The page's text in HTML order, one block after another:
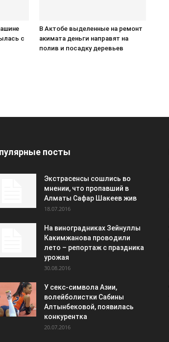
с
В Актобе выделенные на ремонт
акимата деньги направят на
полив и посадку деревьев
посты
Экстрасенсы сошлись во
мнении, что пропавший в
Алматы Сафар Шакеев жив
18.07.2016
На виноградниках Зейнуллы
Какимжанова проводили
лето – репортаж с праздника
урожая
30.08.2016
У секс-символа Азии,
волейболистки Сабины
Алтынбековой, появилась
конкурентка
20.07.2016